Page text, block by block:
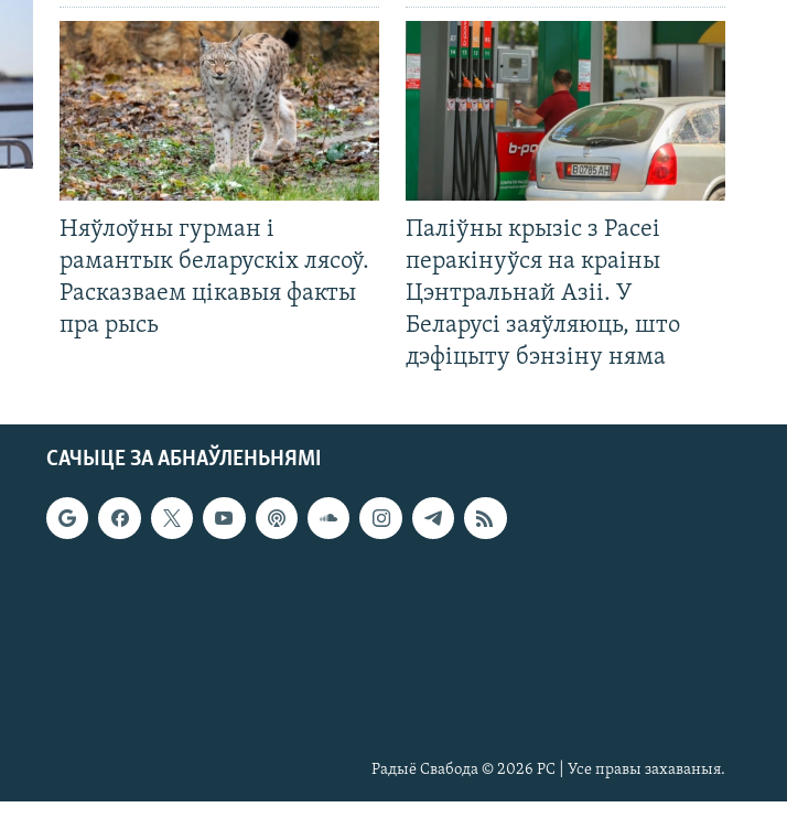
Няўлоўны гурман і
рамантык беларускіх лясоў.
Расказваем цікавыя факты
пра рысь
Паліўны крызіс з Расеі
перакінуўся на краіны
Цэнтральнай Азіі. У
Беларусі заяўляюць, што
дэфіцыту бэнзіну няма
САЧЫЦЕ ЗА АБНАЎЛЕНЬНЯМІ
Радыё Свабода © 2026 РС | Усе правы захаваныя.